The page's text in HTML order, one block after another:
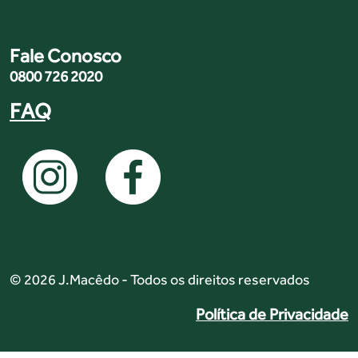
Fale Conosco
0800 726 2020
FAQ
© 2026 J.Macêdo - Todos os direitos reservados
Política de Privacidade